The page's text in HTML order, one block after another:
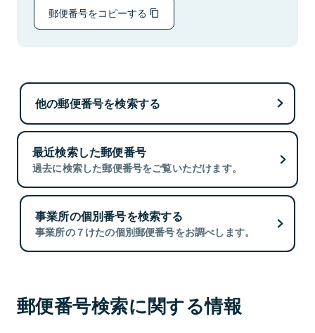
郵便番号をコピーする
他の郵便番号を検索する
最近検索した郵便番号
過去に検索した郵便番号をご覧いただけます。
事業所の個別番号を検索する
事業所の７けたの個別郵便番号をお調べします。
郵便番号検索に関する情報